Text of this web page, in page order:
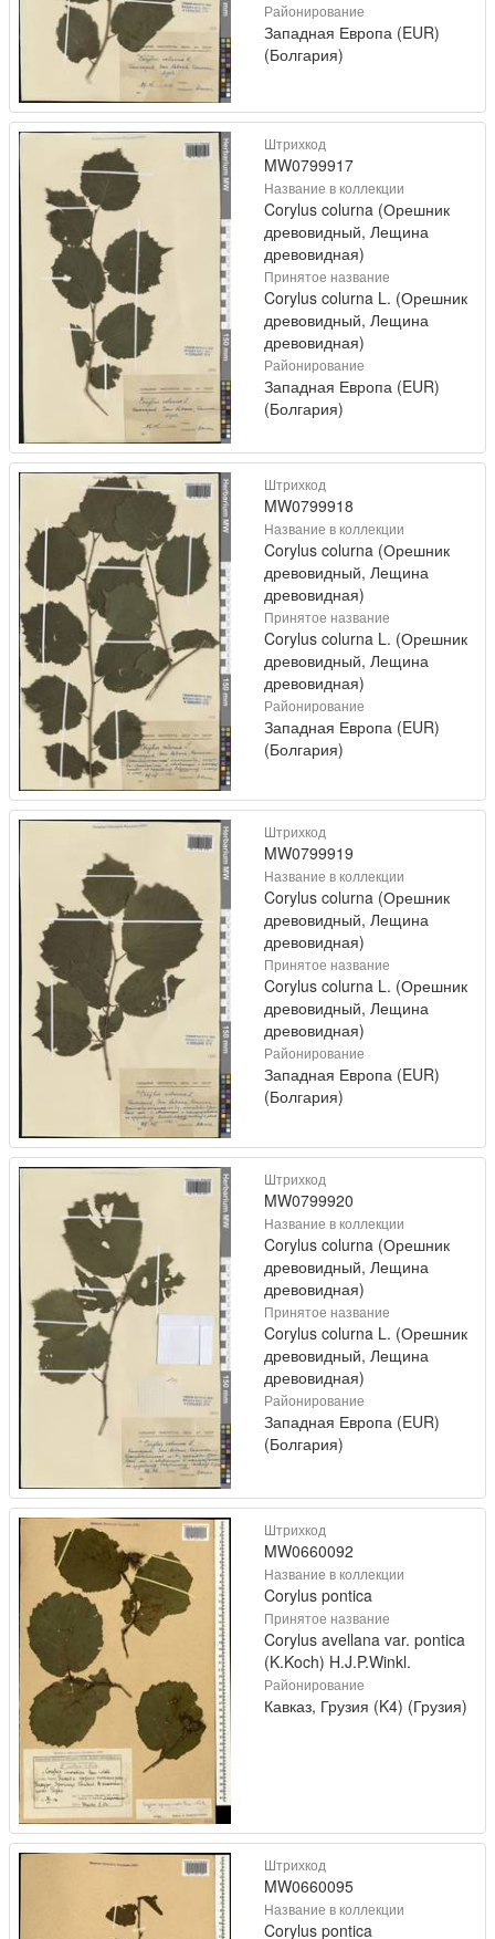
Районирование
Западная Европа (EUR)
(Болгария)
Штрихкод
MW0799917
Название в коллекции
Corylus colurna (Орешник
древовидный, Лещина
древовидная)
Принятое название
Corylus colurna L. (Орешник
древовидный, Лещина
древовидная)
Районирование
Западная Европа (EUR)
(Болгария)
Штрихкод
MW0799918
Название в коллекции
Corylus colurna (Орешник
древовидный, Лещина
древовидная)
Принятое название
Corylus colurna L. (Орешник
древовидный, Лещина
древовидная)
Районирование
Западная Европа (EUR)
(Болгария)
Штрихкод
MW0799919
Название в коллекции
Corylus colurna (Орешник
древовидный, Лещина
древовидная)
Принятое название
Corylus colurna L. (Орешник
древовидный, Лещина
древовидная)
Районирование
Западная Европа (EUR)
(Болгария)
Штрихкод
MW0799920
Название в коллекции
Corylus colurna (Орешник
древовидный, Лещина
древовидная)
Принятое название
Corylus colurna L. (Орешник
древовидный, Лещина
древовидная)
Районирование
Западная Европа (EUR)
(Болгария)
Штрихкод
MW0660092
Название в коллекции
Corylus pontica
Принятое название
Corylus avellana var. pontica
(K.Koch) H.J.P.Winkl.
Районирование
Кавказ, Грузия (K4) (Грузия)
Штрихкод
MW0660095
Название в коллекции
Corylus pontica